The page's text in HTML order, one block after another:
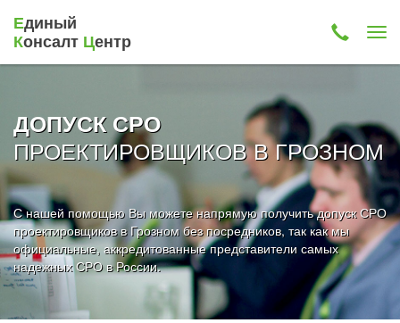
Единый
Консалт Центр
ДОПУСК СРО
ПРОЕКТИРОВЩИКОВ В ГРОЗНОМ
С нашей помощью Вы можете напрямую получить допуск СРО
проектировщиков в Грозном без посредников, так как мы
официальные, аккредитованные представители самых
надежных СРО в России.